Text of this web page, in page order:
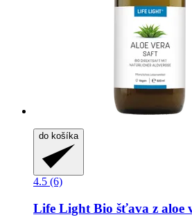
do košíka
4.5 (6)
Life Light Bio šťava z aloe